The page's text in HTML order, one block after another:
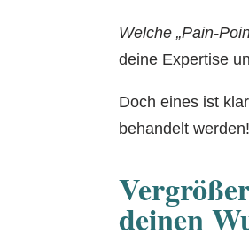
Welche „Pain-
deine Expertise
Doch eines ist
behandelt werden!
deinen